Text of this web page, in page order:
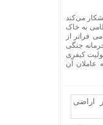
می‌کند
به خاک
فراتر از
جنگی
کیفری
عاملان آن